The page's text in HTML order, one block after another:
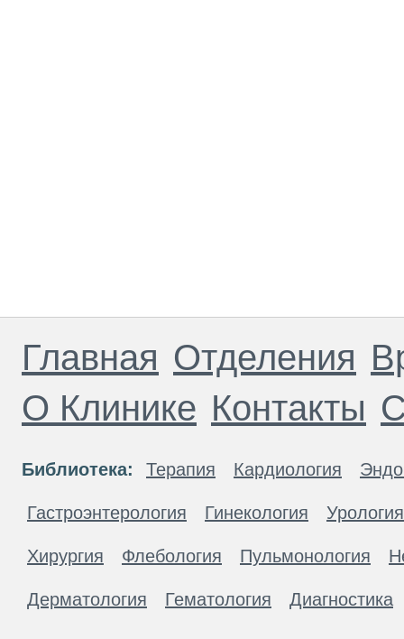
Главная Отделения
О Клинике Контакты
Библиотека: Терапия Кардиология
Гастроэнтерология Гинекология Урология
Хирургия Флебология Пульмонология
Дерматология Гематология Диагностика